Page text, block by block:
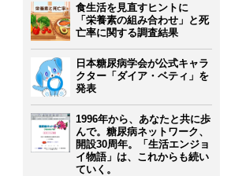
食生活を見直すヒントに
「栄養素の組み合わせ」と死
亡率に関する調査結果
日本糖尿病学会が公式キャラ
クター「ダイア・ベティ」を
発表
1996年から、あなたと共に歩
んで。糖尿病ネットワーク、
開設30周年。「生活エンジョ
イ物語」は、これからも続い
ていく。